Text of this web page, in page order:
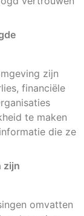
zijn
financiële
te maken
die ze
zijn
omvatten